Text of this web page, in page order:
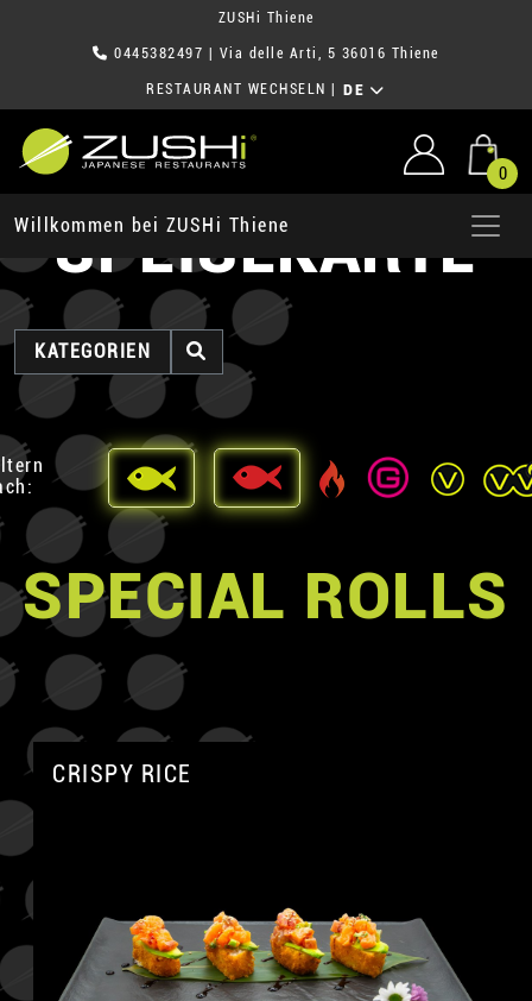
ZUSHi Thiene
0445382497 | Via delle Arti, 5 36016 Thiene
RESTAURANT WECHSELN DE
0
Willkommen bei ZUSHi Thiene
SPEISEKARTE
KATEGORIEN
SPECIAL ROLLS
CRISPY RICE